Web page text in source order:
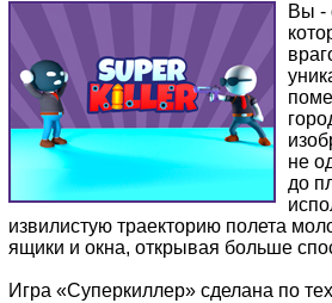
Вы -
не
до
извилистую траекторию полета
ящики и окна, открывая больше
Игра «Суперкиллер» сделана по